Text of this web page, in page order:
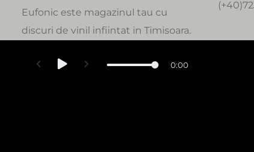
Eufonic este magazinul tau cu
discuri de vinil infiintat in Timisoara.
0:00